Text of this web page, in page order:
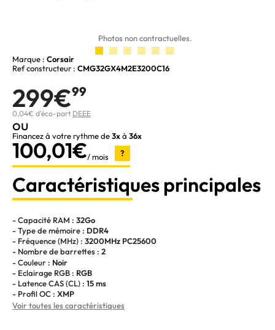
Photos non contractuelles.
Marque : Corsair
Ref constructeur : CMG32GX4M2E3200C16
299€99
0,04€ d'éco-part DEEE
ou
Financez à votre rythme de3xà 36x
100,01€/ mois ?
Caractéristiques principales
- Capacité RAM : 32Go
- Type de mémoire : DDR4
- Fréquence (MHz) : 3200MHz PC25600
- Nombre de barrettes : 2
- Couleur : Noir
- Eclairage RGB : RGB
- Latence CAS (CL) : 15 ms
- Profil OC : XMP
Voir toutes les caractéristiques